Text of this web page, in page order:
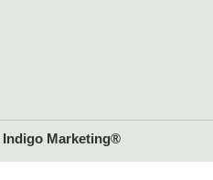
Indigo Marketing®